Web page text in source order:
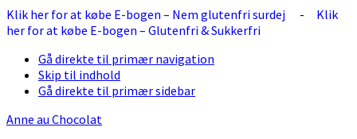
Klik her for at købe E-bogen – Nem glutenfri surdej - Klik
her for at købe E-bogen – Glutenfri & Sukkerfri
Gå direkte til primær navigation
Skip til indhold
Gå direkte til primær sidebar
Anne au Chocolat